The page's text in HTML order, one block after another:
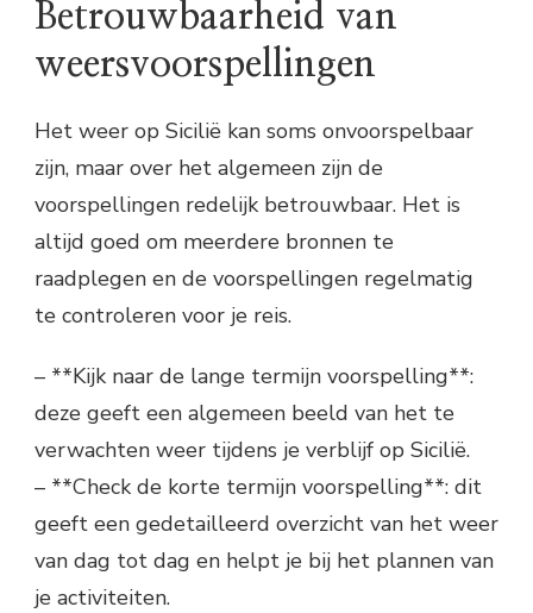
Betrouwbaarheid van
weersvoorspellingen
Het weer op Sicilië kan soms onvoorspelbaar
zijn, maar over het algemeen zijn de
voorspellingen redelijk betrouwbaar. Het is
altijd goed om meerdere bronnen te
raadplegen en de voorspellingen regelmatig
te controleren voor je reis.
– **Kijk naar de lange termijn voorspelling**:
deze geeft een algemeen beeld van het te
verwachten weer tijdens je verblijf op Sicilië.
– **Check de korte termijn voorspelling**: dit
geeft een gedetailleerd overzicht van het weer
van dag tot dag en helpt je bij het plannen van
je activiteiten.